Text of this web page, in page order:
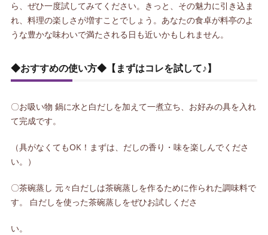
ら、ぜひ一度試してみてください。きっと、その魅力に引き込ま
れ、料理の楽しさが増すことでしょう。あなたの食卓が料亭のよ
うな豊かな味わいで満たされる日も近いかもしれません。
◆おすすめの使い方◆【まずはコレを試して♪】
〇お吸い物 鍋に水と白だしを加えて一煮立ち、お好みの具を入れ
て完成です。
（具がなくてもOK！まずは、だしの香り・味を楽しんでくださ
い。）
〇茶碗蒸し 元々白だしは茶碗蒸しを作るために作られた調味料で
す。 白だしを使った茶碗蒸しをぜひお試しくださ
い。